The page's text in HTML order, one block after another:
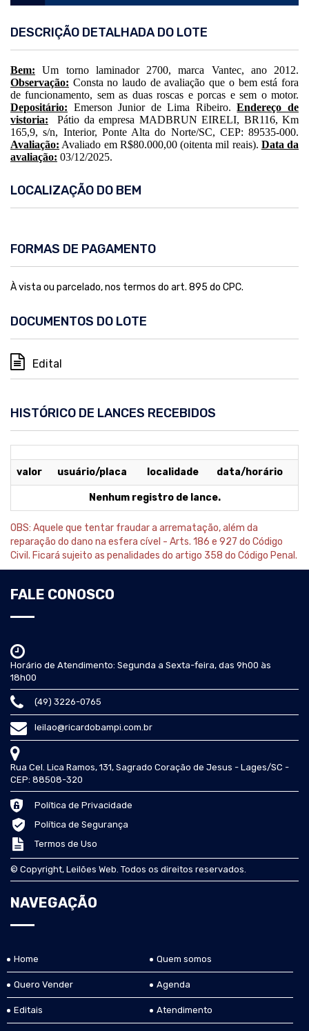
DESCRIÇÃO DETALHADA DO LOTE
Bem: Um torno laminador 2700, marca Vantec, ano 2012.
Observação: Consta no laudo de avaliação que o bem está fora
de funcionamento, sem as duas roscas e porcas e sem o motor.
Depositário: Emerson Junior de Lima Ribeiro.Endereço de
vistoria:
Pátio da empresa MADBRUN EIRELI, BR116, Km
165,9, s/n, Interior, Ponte Alta do Norte/SC, CEP: 89535-000.
Avaliação: Avaliado em R$80.000,00 (oitenta mil reais). Data da
avaliação: 03/12/2025.
LOCALIZAÇÃO DO BEM
FORMAS DE PAGAMENTO
À vista ou parcelado, nos termos do art. 895 do CPC.
DOCUMENTOS DO LOTE
Edital
HISTÓRICO DE LANCES RECEBIDOS
valor usuário/placa localidade data/horário
Nenhum registro de lance.
OBS: Aquele que tentar fraudar a arrematação, além da
reparação do dano na esfera cível - Arts. 186 e 927 do Código
Civil. Ficará sujeito as penalidades do artigo 358 do Código Penal.
FALE CONOSCO
Horário de Atendimento: Segunda a Sexta-feira, das 9h00 às
18h00
(49) 3226-0765
leilao@ricardobampi.com.br
Rua Cel. Lica Ramos, 131, Sagrado Coração de Jesus - Lages/SC -
CEP: 88508-320
Política de Privacidade
Política de Segurança
Termos de Uso
© Copyright, Leilões Web. Todos os direitos reservados.
NAVEGAÇÃO
Home Quem somos
Quero Vender Agenda
Editais Atendimento